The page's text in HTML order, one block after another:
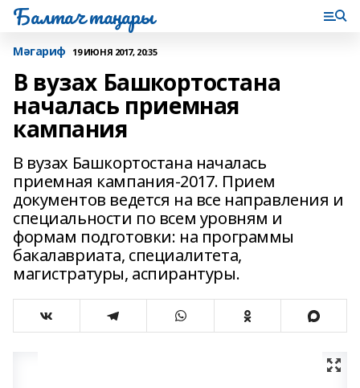
Балтач таңнары
Мәгариф 19 ИЮНЯ 2017, 20:35
В вузах Башкортостана
началась приемная
кампания
В вузах Башкортостана началась
приемная кампания-2017. Прием
документов ведется на все направления и
специальности по всем уровням и
формам подготовки: на программы
бакалавриата, специалитета,
магистратуры, аспирантуры.